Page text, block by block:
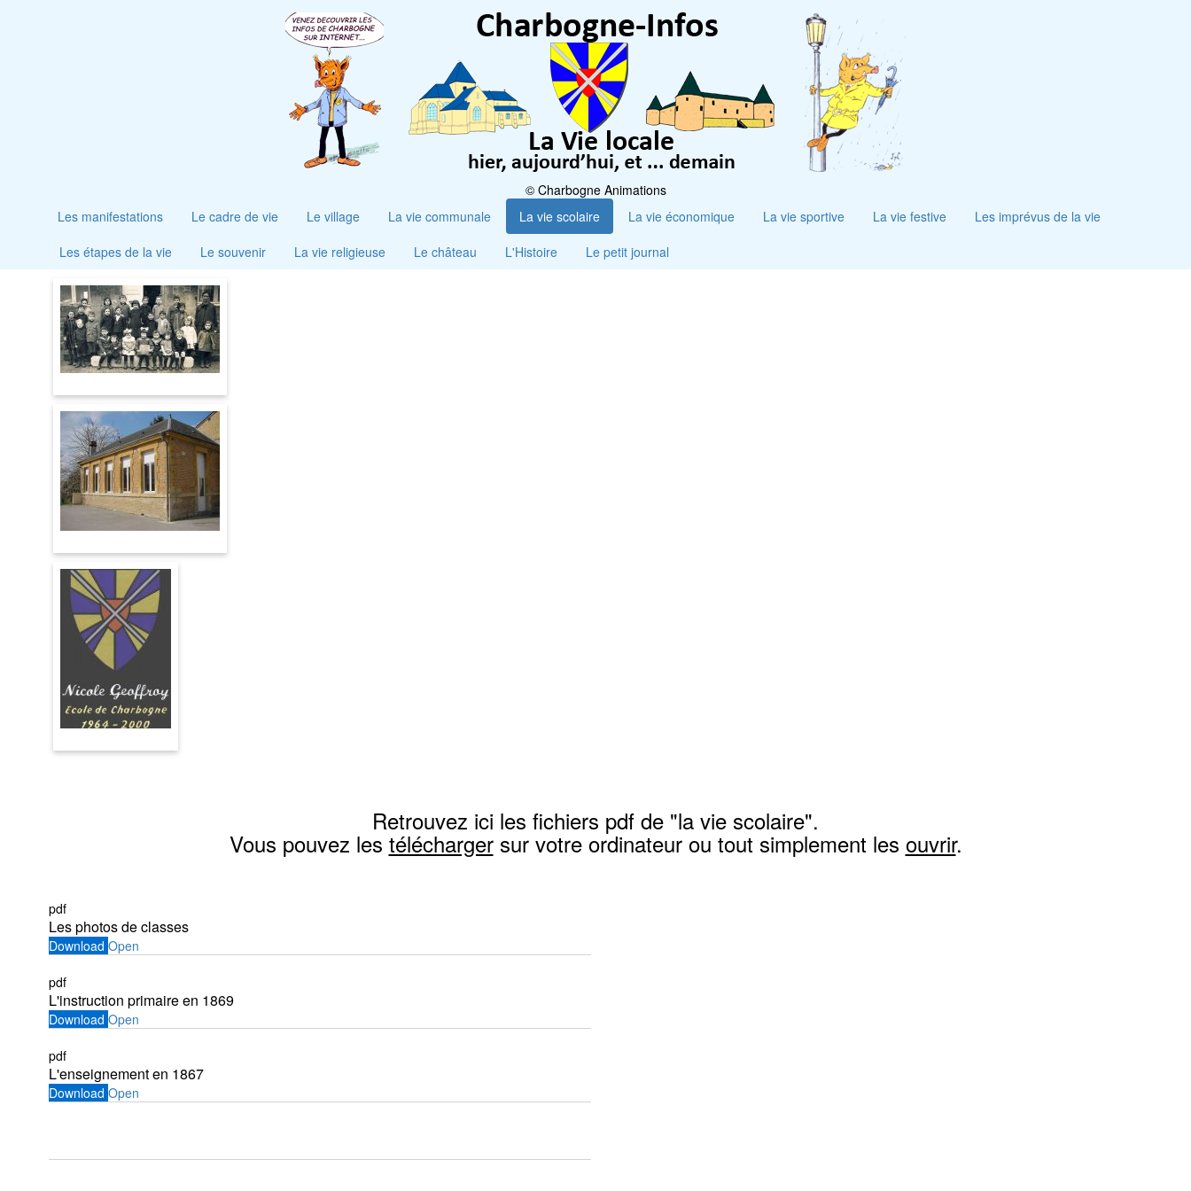
© Charbogne Animations
Les manifestations
Le cadre de vie Le village La vie communale La vie scolaire La vie économique La vie sportive La vie festive
Les imprévus de la vie
Les étapes de la vie
Le souvenir La vie religieuse Le château L'Histoire Le petit journal
Retrouvez ici les fichiers pdf de "la vie scolaire".
Vous pouvez les téléchargersur votre ordinateur ou tout simplement les ouvrir.
pdf
Les photos de classes
Download Open
pdf
L'instruction primaire en 1869
Download Open
pdf
L'enseignement en 1867
Download Open